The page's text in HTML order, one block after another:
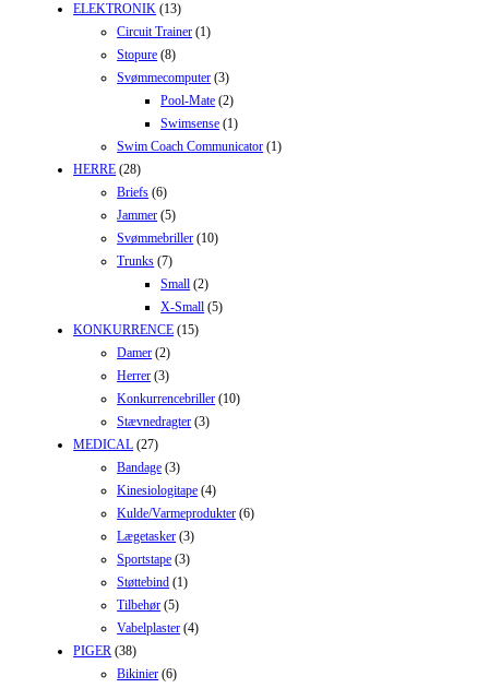
ELEKTRONIK (13)
Circuit Trainer (1)
Stopure (8)
Svømmecomputer (3)
Pool-Mate (2)
Swimsense (1)
Swim Coach Communicator (1)
HERRE (28)
Briefs (6)
Jammer (5)
Svømmebriller (10)
Trunks (7)
Small (2)
X-Small (5)
KONKURRENCE (15)
Damer (2)
Herrer (3)
Konkurrencebriller (10)
Stævnedragter (3)
MEDICAL (27)
Bandage (3)
Kinesiologitape (4)
Kulde/Varmeprodukter (6)
Lægetasker (3)
Sportstape (3)
Støttebind (1)
Tilbehør (5)
Vabelplaster (4)
PIGER (38)
Bikinier (6)